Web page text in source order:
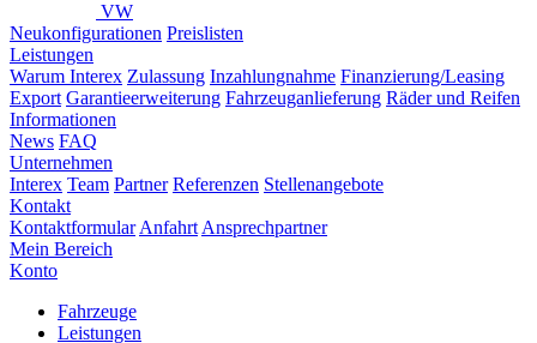
VW
Neukonfigurationen Preislisten
Leistungen
Warum Interex Zulassung Inzahlungnahme Finanzierung/Leasing
Export Garantieerweiterung Fahrzeuganlieferung Räder und Reifen
Informationen
News FAQ
Unternehmen
Interex Team Partner Referenzen Stellenangebote
Kontakt
Kontaktformular Anfahrt Ansprechpartner
Mein Bereich
Konto
Fahrzeuge
Leistungen